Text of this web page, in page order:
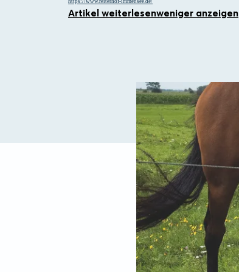
https://www.reiterhof-immensee.de/
Artikel weiterlesenweniger anzeigen